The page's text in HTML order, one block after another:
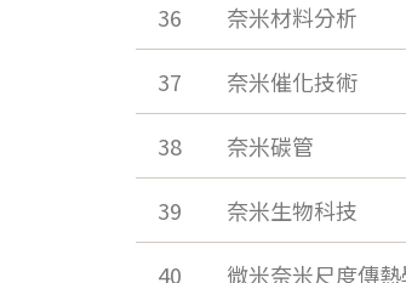
36 奈米材料分析
37 奈米催化技術
38 奈米碳管
39 奈米生物科技
40 微米奈米尺度傳熱